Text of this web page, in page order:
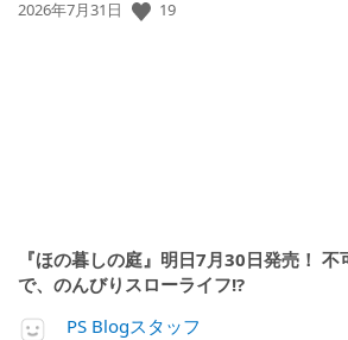
公
2026年7月31日 19
『ほの暮しの庭』明日7月30日発売！
で、のんびりスローライフ!?
PS Blogスタッフ